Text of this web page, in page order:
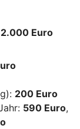
Euro
200 Euro
590 Euro,